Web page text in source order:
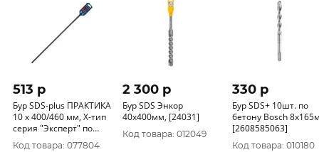
513 p
Бур SDS-plus ПРАКТИКА
10 х 400/460 мм, Х-тип
серия "Эксперт" по
бетону 775-860
Код товара: 077804
2 300 p
Бур SDS Энкор
40x400мм, [24031]
Код товара: 012049
330 p
Бур SDS+ 10шт. по
бетону Bosch
[2608585063]
Код товара: 010180